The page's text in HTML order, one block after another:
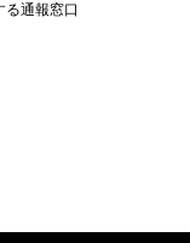
る通報窓⼝